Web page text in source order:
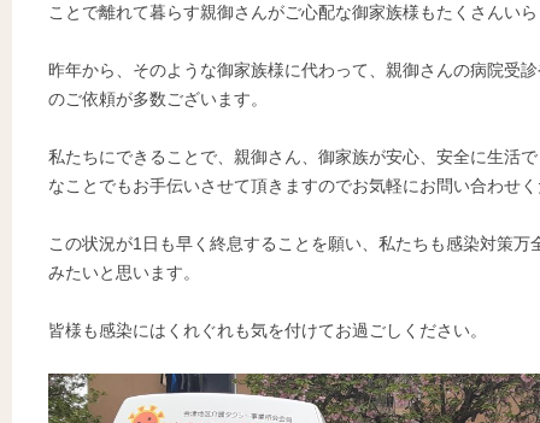
ことで離れて暮らす親御さんがご心配な御家族様もたくさんい
昨年から、そのような御家族様に代わって、親御さんの病院受
のご依頼が多数ございます。
私たちにできることで、親御さん、御家族が安心、安全に生活
なことでもお手伝いさせて頂きますのでお気軽にお問い合わせ
この状況が1日も早く終息することを願い、私たちも感染対策万
みたいと思います。
皆様も感染にはくれぐれも気を付けてお過ごしください。